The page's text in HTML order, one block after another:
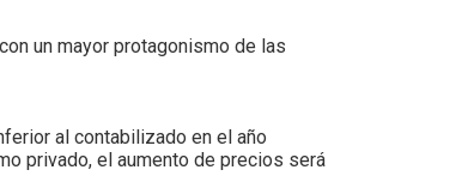
un mayor protagonismo de las
al contabilizado en el año
privado, el aumento de precios será